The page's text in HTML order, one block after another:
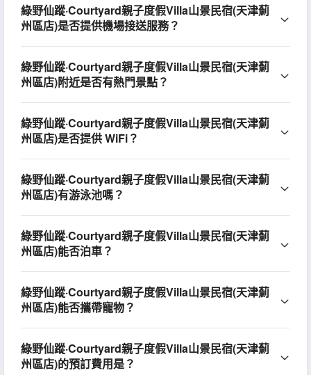
綠野仙蹤·Courtyard親子度假Villa山景民宿(天津薊
州區店)是否提供機場接送服務？
綠野仙蹤·Courtyard親子度假Villa山景民宿(天津薊
州區店)附近是否有熱門景點？
綠野仙蹤·Courtyard親子度假Villa山景民宿(天津薊
州區店)是否提供 WiFi？
綠野仙蹤·Courtyard親子度假Villa山景民宿(天津薊
州區店)有游泳池嗎？
綠野仙蹤·Courtyard親子度假Villa山景民宿(天津薊
州區店)能否泊車？
綠野仙蹤·Courtyard親子度假Villa山景民宿(天津薊
州區店)能否攜帶寵物？
綠野仙蹤·Courtyard親子度假Villa山景民宿(天津薊
州區店)的預訂費用是？